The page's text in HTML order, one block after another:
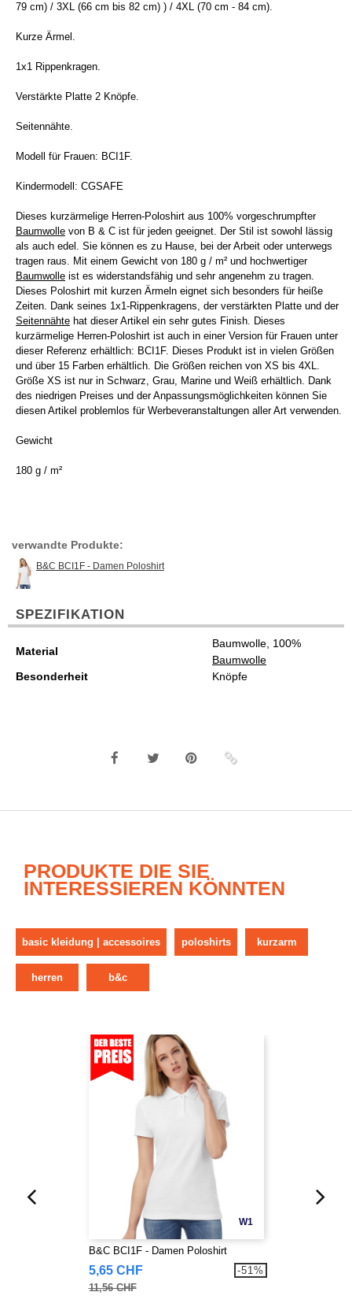
79 cm) / 3XL (66 cm bis 82 cm) ) / 4XL (70 cm - 84 cm).
Kurze Ärmel.
1x1 Rippenkragen.
Verstärkte Platte 2 Knöpfe.
Seitennähte.
Modell für Frauen: BCI1F.
Kindermodell: CGSAFE
Dieses kurzärmelige Herren-Poloshirt aus 100% vorgeschrumpfter
Baumwolle von B & C ist für jeden geeignet. Der Stil ist sowohl lässig
als auch edel. Sie können es zu Hause, bei der Arbeit oder unterwegs
tragen raus. Mit einem Gewicht von 180 g / m² und hochwertiger
Baumwolle ist es widerstandsfähig und sehr angenehm zu tragen.
Dieses Poloshirt mit kurzen Ärmeln eignet sich besonders für heiße
Zeiten. Dank seines 1x1-Rippenkragens, der verstärkten Platte und der
Seitennähte hat dieser Artikel ein sehr gutes Finish. Dieses
kurzärmelige Herren-Poloshirt ist auch in einer Version für Frauen unter
dieser Referenz erhältlich: BCI1F. Dieses Produkt ist in vielen Größen
und über 15 Farben erhältlich. Die Größen reichen von XS bis 4XL.
Größe XS ist nur in Schwarz, Grau, Marine und Weiß erhältlich. Dank
des niedrigen Preises und der Anpassungsmöglichkeiten können Sie
diesen Artikel problemlos für Werbeveranstaltungen aller Art verwenden.
Gewicht
180 g / m²
verwandte Produkte:
B&C BCI1F - Damen Poloshirt
SPEZIFIKATION
Material
Baumwolle, 100%
Baumwolle
Besonderheit
Knöpfe
PRODUKTE DIE SIE
INTERESSIEREN KÖNNTEN
basic kleidung | accessoires poloshirts kurzarm
herren b&c
W1
B&C BCI1F - Damen Poloshirt
5,65 CHF
11,56 CHF
-51%